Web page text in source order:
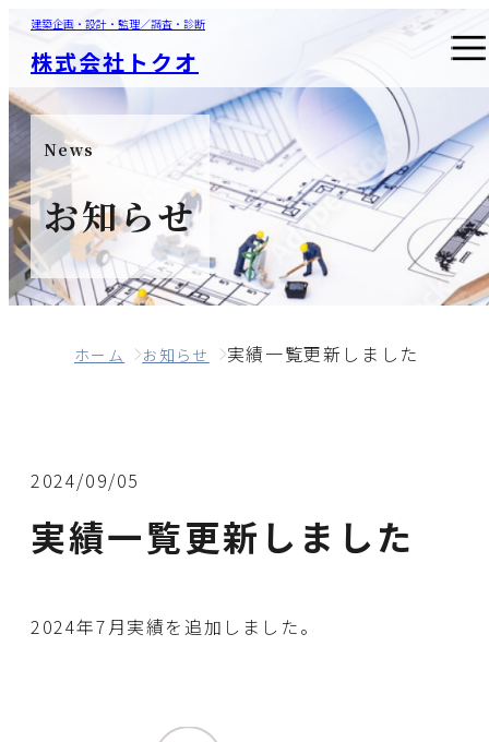
建築企画・設計・監理／調査・診断
株式会社トクオ
News
お知らせ
ホーム お知らせ 実績一覧更新しました
2024/09/05
実績一覧更新しました
2024年7月実績を追加しました。